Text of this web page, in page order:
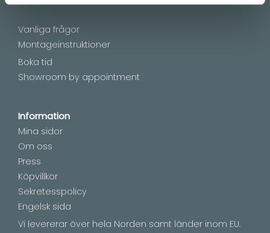
Vanliga frågor
Montageinstruktioner
Boka tid
Showroom by appointment
Information
Mina sidor
Om oss
Press
Köpvillkor
Sekretesspolicy
Engelsk sida
Vi levererar över hela Norden samt länder inom EU.